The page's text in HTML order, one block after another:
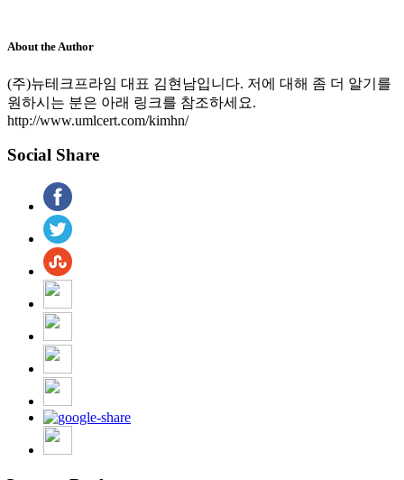
About the Author
(주)뉴테크프라임 대표 김현남입니다. 저에 대해 좀 더 알기를
원하시는 분은 아래 링크를 참조하세요.
http://www.umlcert.com/kimhn/
Social Share